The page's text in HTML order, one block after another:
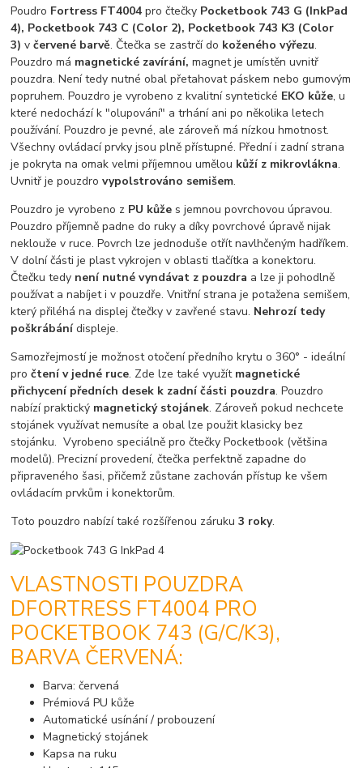
Poudro Fortress FT4004pro čtečky Pocketbook 743 G (InkPad
4), Pocketbook 743 C (Color 2), Pocketbook 743 K3 (Color
3) včervené barvě. Čtečka se zastrčí do koženého výřezu.
Pouzdro má magnetické zavírání,magnet je umístěn uvnitř
pouzdra. Není tedy nutné obal přetahovat páskem nebo gumovým
popruhem. Pouzdro je vyrobeno z kvalitní syntetické EKO kůže, u
které nedochází k "olupování" a trhání ani po několika letech
používání. Pouzdro je pevné, ale zároveň má nízkou hmotnost.
Všechny ovládací prvky jsou plně přístupné. Přední i zadní strana
je pokryta na omak velmi příjemnou umělou kůží z mikrovlákna.
Uvnitř je pouzdrovypolstrováno semišem.
Pouzdro je vyrobeno z PU kůže s jemnou povrchovou úpravou.
Pouzdro příjemně padne do ruky a díky povrchové úpravě nijak
neklouže v ruce. Povrch lze jednoduše otřít navlhčeným hadříkem.
V dolní části je plast vykrojen v oblasti tlačítka a konektoru.
Čtečku tedy není nutné vyndávat z pouzdra a lze ji pohodlně
používat a nabíjet i v pouzdře. Vnitřní strana je potažena semišem,
který přiléhá na displej čtečky v zavřené stavu. Nehrozí tedy
poškrábánídispleje.
Samozřejmostí je možnost otočení předního krytu o 360° - ideální
pročtení v jedné ruce. Zde lze také využít magnetické
přichycení předních desek k zadní části pouzdra. Pouzdro
nabízí praktický magnetický stojánek. Zároveň pokud nechcete
stojánek využívat nemusíte a obal lze použit klasicky bez
stojánku. Vyrobeno speciálně pro čtečky Pocketbook (většina
modelů). Precizní provedení, čtečka perfektně zapadne do
připraveného šasi, přičemž zůstane zachován přístup ke všem
ovládacím prvkům i konektorům.
Toto pouzdro nabízí také rozšířenou záruku3 roky.
VLASTNOSTI POUZDRA
DFORTRESS FT4004 PRO
POCKETBOOK 743 (G/C/K3),
BARVA ČERVENÁ:
Barva: červená
Prémiová PU kůže
Automatické usínání / probouzení
Magnetický stojánek
Kapsa na ruku